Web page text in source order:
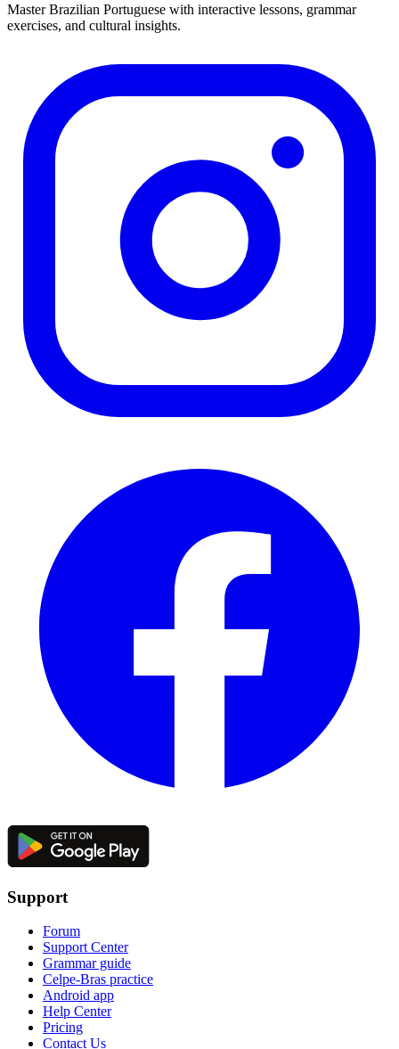
Master Brazilian Portuguese with interactive lessons, grammar
exercises, and cultural insights.
Support
Forum
Support Center
Grammar guide
Celpe-Bras practice
Android app
Help Center
Pricing
Contact Us